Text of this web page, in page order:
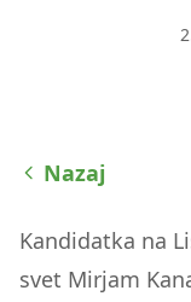
Nazaj
Kandidatka na
svet Mirjam